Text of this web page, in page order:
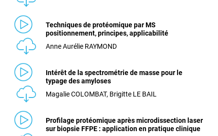
Techniques de protéomique par MS
positionnement, principes, applicabilité
Anne Aurélie RAYMOND
Intérêt de la spectrométrie de masse pour le
typage des amyloses
Magalie COLOMBAT, Brigitte LE BAIL
Profilage protéomique après microdissection laser
sur biopsie FFPE : application en pratique clinique